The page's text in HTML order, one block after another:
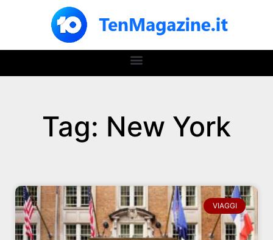
Tag: New York
VIAGGI